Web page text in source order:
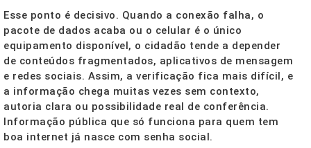
Esse ponto é decisivo. Quando a conexão falha, o
pacote de dados acaba ou o celular é o único
equipamento disponível, o cidadão tende a depender
de conteúdos fragmentados, aplicativos de mensagem
e redes sociais. Assim, a verificação fica mais difícil, e
a informação chega muitas vezes sem contexto,
autoria clara ou possibilidade real de conferência.
Informação pública que só funciona para quem tem
boa internet já nasce com senha social.